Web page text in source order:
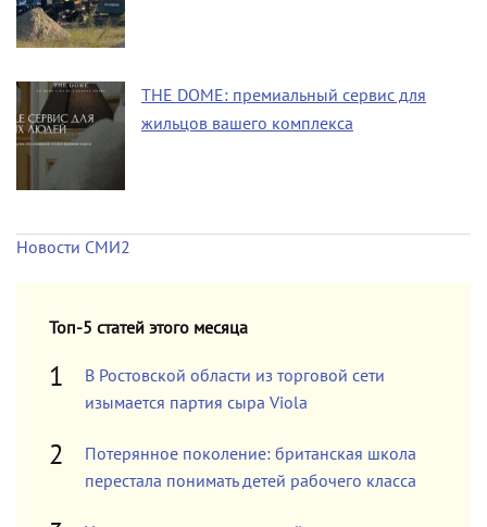
THE DOME: премиальный сервис для
жильцов вашего комплекса
Новости СМИ2
Топ-5 статей этого месяца
В Ростовской области из торговой сети
изымается партия сыра Viola
Потерянное поколение: британская школа
перестала понимать детей рабочего класса